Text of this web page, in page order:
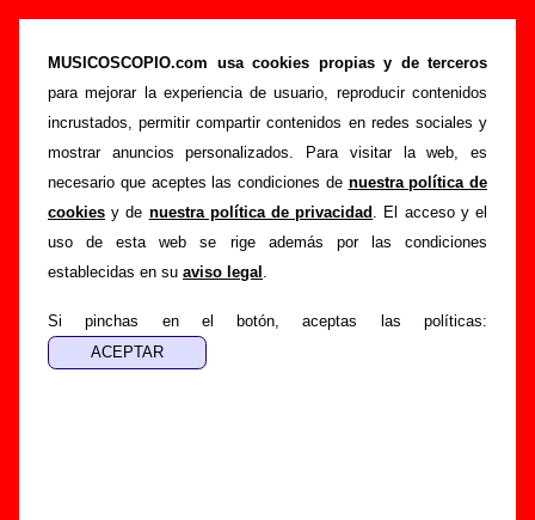
MUSICOSCOPIO.com usa cookies propias y de terceros
para mejorar la experiencia de usuario, reproducir contenidos
incrustados, permitir compartir contenidos en redes sociales y
mostrar anuncios personalizados. Para visitar la web, es
necesario que aceptes las condiciones de nuestra política de
cookies y de nuestra política de privacidad . El acceso y el
uso de esta web se rige además por las condiciones
establecidas en su aviso legal .
Si pinchas en el botón, aceptas las políticas:
Canciones de Nothing (letras, autores,
videoclips...)
Portada >Nothing >Canciones
Esta página muestra una lista con todas las canciones de
Nothingpor orden alfabético. Para ver toda la información
disponible sobre una canción (discos en los que aparece,
autor o autores, letra, curiosidades, etc.), sigue el enlace
correspondiente.
En el caso de que no esté disponible la letra de uno de los
temas, se indica junto al enlace a la canción. Puedes ayudar
completar esta sección